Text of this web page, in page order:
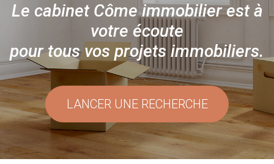
Le cabinet Côme immobilier est à
votre écoute
pour tous vos projets immobiliers.
LANCER UNE RECHERCHE